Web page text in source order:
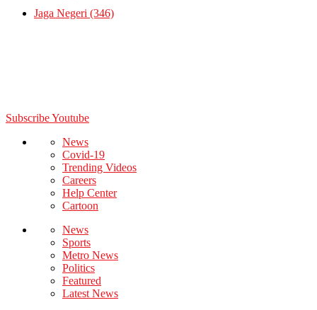
Jaga Negeri (346)
Subscribe Youtube
News
Covid-19
Trending Videos
Careers
Help Center
Cartoon
News
Sports
Metro News
Politics
Featured
Latest News